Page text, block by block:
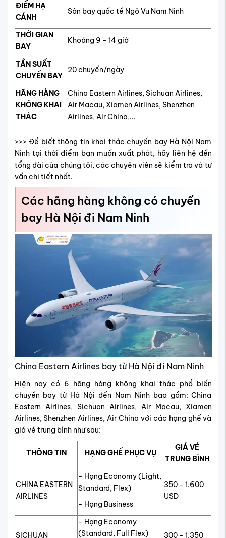
ĐIỂM HẠ
CÁNH
Sân bay quốc tế Ngô Vu Nam Ninh
THỜI GIAN
BAY
Khoảng 9 - 14 giờ
TẦN SUẤT
CHUYẾN BAY
20 chuyến/ngày
HÃNG HÀNG
KHÔNG KHAI
THÁC
China Eastern Airlines, Sichuan Airlines,
Air Macau, Xiamen Airlines, Shenzhen
Airlines, Air China,...
>>> Để biết thông tin khai thác chuyến bay Hà Nội Nam
Ninh tại thời điểm bạn muốn xuất phát, hãy liên hệ đến
tổng đài của chúng tôi, các chuyên viên sẽ kiểm tra và tư
vấn chi tiết nhất.
Các hãng hàng không có chuyến
bay Hà Nội đi Nam Ninh
China Eastern Airlines bay từ Hà Nội đi Nam Ninh
Hiện nay có 6 hãng hàng không khai thác phổ biến
chuyến bay từ Hà Nội đến Nam Ninh bao gồm: China
Eastern Airlines, Sichuan Airlines, Air Macau, Xiamen
Airlines, Shenzhen Airlines, Air China với các hạng ghế và
giá vé trung bình như sau:
THÔNG TIN HẠNG GHẾ PHỤC VỤ
GIÁ VÉ
TRUNG BÌNH
CHINA EASTERN
AIRLINES
- Hạng Economy (Light,
Standard, Flex)
- Hạng Business
350 - 1.600
USD
SICHUAN
- Hạng Economy
(Standard, Full Flex)
300 - 1.350